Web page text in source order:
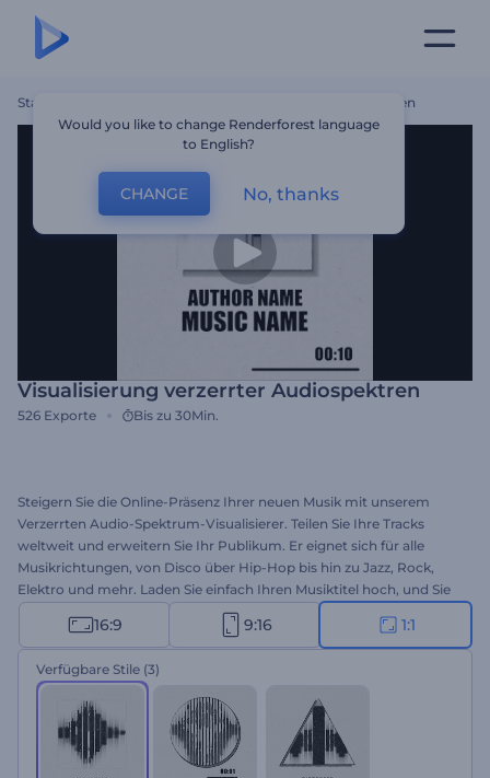
Startseite Visualisierung Verzerrter Audiospektren
Visualisierung verzerrter Audiospektren
526 Exporte Bis zu 30Min.
Steigern Sie die Online-Präsenz Ihrer neuen Musik mit unserem
Verzerrten Audio-Spektrum-Visualisierer. Teilen Sie Ihre Tracks
weltweit und erweitern Sie Ihr Publikum. Er eignet sich für alle
Musikrichtungen, von Disco über Hip-Hop bis hin zu Jazz, Rock,
Elektro und mehr. Laden Sie einfach Ihren Musiktitel hoch, und Sie
erhalten innerhalb weniger Minuten einen hochwertigen Audio-
Visualisierer. Diese Vorlage ist ideal für neue Musik-Promotionen,
Album-Veröffentlichungen, DJ-Single-Drops, Song-Playlist-Cover
und eine Vielzahl anderer Projekte. Erstellen Sie jetzt und entfesseln
Sie die Kraft Ihrer Musik!
16:9 9:16 1:1
Verfügbare Stile (3)
Would you like to change Renderforest language
to English?
CHANGE No, thanks